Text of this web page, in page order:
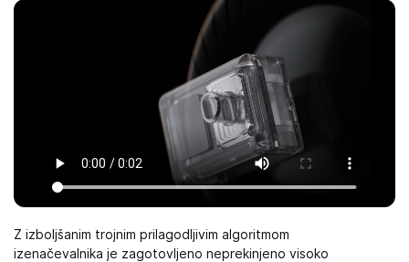
Z izboljšanim trojnim prilagodljivim algoritmom
izenačevalnika je zagotovljeno neprekinjeno visoko